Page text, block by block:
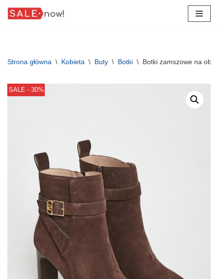
Strona główna \ Kobieta \ Buty \ Botki \ Botki zamszowe na
SALE - 30%